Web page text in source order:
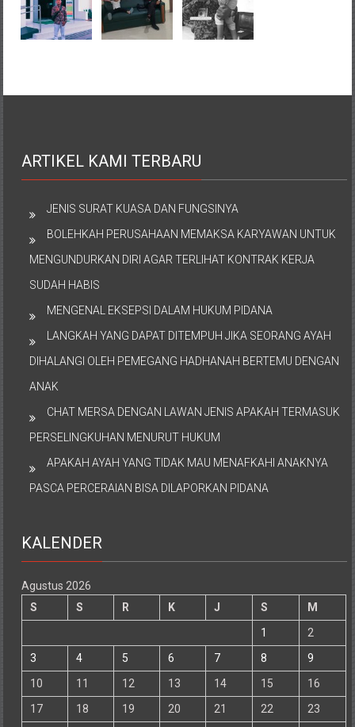
ARTIKEL KAMI TERBARU
JENIS SURAT KUASA DAN FUNGSINYA
BOLEHKAH PERUSAHAAN MEMAKSA KARYAWAN UNTUK
MENGUNDURKAN DIRI AGAR TERLIHAT KONTRAK KERJA
SUDAH HABIS
MENGENAL EKSEPSI DALAM HUKUM PIDANA
LANGKAH YANG DAPAT DITEMPUH JIKA SEORANG AYAH
DIHALANGI OLEH PEMEGANG HADHANAH BERTEMU DENGAN
ANAK
CHAT MERSA DENGAN LAWAN JENIS APAKAH TERMASUK
PERSELINGKUHAN MENURUT HUKUM
APAKAH AYAH YANG TIDAK MAU MENAFKAHI ANAKNYA
PASCA PERCERAIAN BISA DILAPORKAN PIDANA
KALENDER
Agustus 2026
S
S R K J S
M
1
2
3
4 5 6 7 8
9
10
11 12 13 14 15
16
17
18 19 20 21 22
23